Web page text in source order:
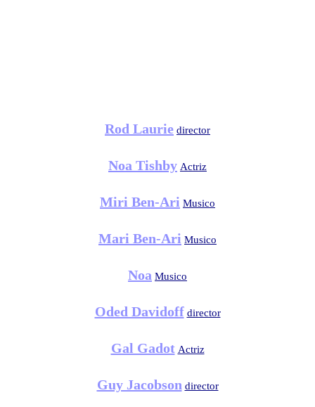
Rod Laurie director
Noa Tishby Actriz
Miri Ben-Ari Musico
Mari Ben-Ari Musico
Noa Musico
Oded Davidoff director
Gal Gadot Actriz
Guy Jacobson director